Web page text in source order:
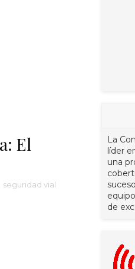
El
seguridad vial
La
líder
una
de